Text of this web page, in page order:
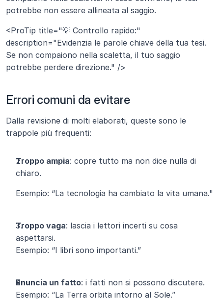
potrebbe non essere allineata al saggio.
<ProTip title="💡 Controllo rapido:"
description="Evidenzia le parole chiave della tua tesi.
Se non compaiono nella scaletta, il tuo saggio
potrebbe perdere direzione." />
Errori comuni da evitare
Dalla revisione di molti elaborati, queste sono le
trappole più frequenti:
Troppo ampia: copre tutto ma non dice nulla di
chiaro.
Esempio: “La tecnologia ha cambiato la vita umana."
Troppo vaga: lascia i lettori incerti su cosa
aspettarsi.
Esempio: “I libri sono importanti.”
Enuncia un fatto: i fatti non si possono discutere.
Esempio: “La Terra orbita intorno al Sole.”